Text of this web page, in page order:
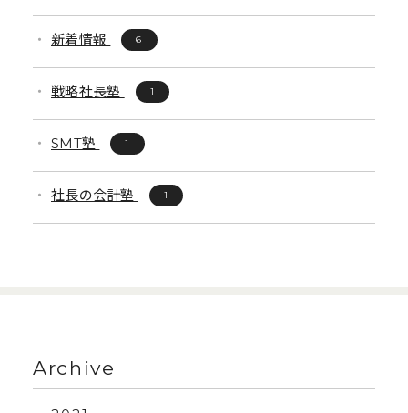
新着情報 6
戦略社長塾 1
SMT塾 1
社長の会計塾 1
Archive